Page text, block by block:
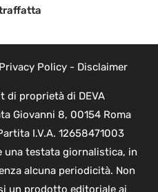
Privacy Policy- Disclaimer
di proprietà di DEVA
Giovanni 8, 00154 Roma
I.V.A. 12658471003
una testata giornalistica, in
alcuna periodicità. Non
un prodotto editoriale ai